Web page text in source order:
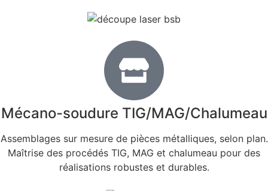
Mécano-soudure TIG/MAG/Chalumeau
Assemblages sur mesure de pièces métalliques, selon plan.
Maîtrise des procédés TIG, MAG et chalumeau pour des
réalisations robustes et durables.